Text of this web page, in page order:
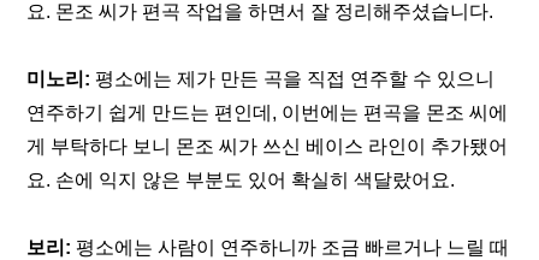
요. 몬조 씨가 편곡 작업을 하면서 잘 정리해주셨습니다.
미노리: 평소에는 제가 만든 곡을 직접 연주할 수 있으니
연주하기 쉽게 만드는 편인데, 이번에는 편곡을 몬조 씨에
게 부탁하다 보니 몬조 씨가 쓰신 베이스 라인이 추가됐어
요. 손에 익지 않은 부분도 있어 확실히 색달랐어요.
보리: 평소에는 사람이 연주하니까 조금 빠르거나 느릴 때